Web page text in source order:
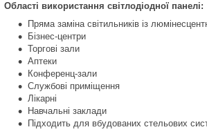
Області використання світлодіодної панелі:
Пряма заміна світильників із
Бізнес-центри
Торгові зали
Аптеки
Конференц-зали
Службові приміщення
Лікарні
Навчальні заклади
Підходить для вбудованих стельових